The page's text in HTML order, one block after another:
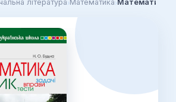
література Математика